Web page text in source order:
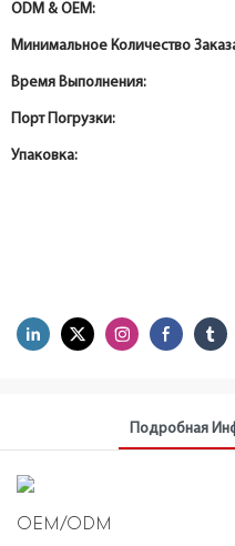
ODM & OEM:
Минимальное Количество
Время Выполнения:
Порт Погрузки:
Упаковка:
Подробная
OEM/ODM